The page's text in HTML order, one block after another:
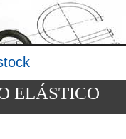
ELÁSTICO